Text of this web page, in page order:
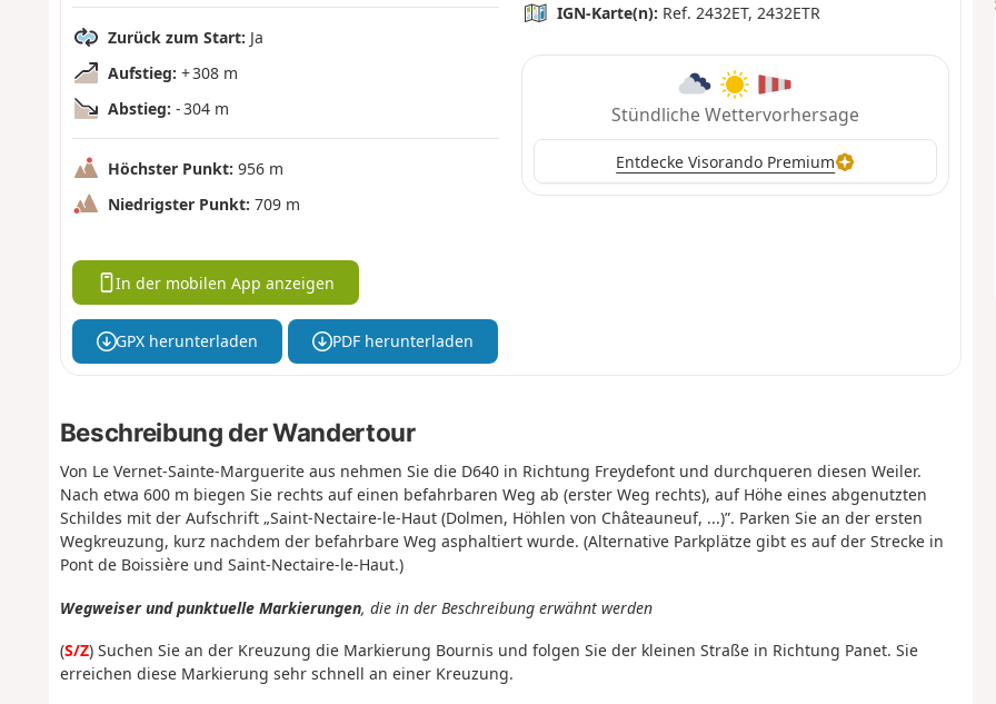
Zurück zum Start: Ja
Aufstieg: + 308 m
Abstieg: - 304 m
Höchster Punkt: 956 m
Niedrigster Punkt: 709 m
IGN-Karte(n): Ref. 2432ET, 2432ETR
Stündliche Wettervorhersage
Entdecke Visorando Premium
In der mobilen App anzeigen
GPX herunterladen PDF herunterladen
Beschreibung der Wandertour
Von Le Vernet-Sainte-Marguerite aus nehmen Sie die D640 in Richtung Freydefont und durchqueren diesen Weiler.
Nach etwa 600 m biegen Sie rechts auf einen befahrbaren Weg ab (erster Weg rechts), auf Höhe eines abgenutzten
Schildes mit der Aufschrift „Saint-Nectaire-le-Haut (Dolmen, Höhlen von Châteauneuf, ...)”. Parken Sie an der ersten
Wegkreuzung, kurz nachdem der befahrbare Weg asphaltiert wurde. (Alternative Parkplätze gibt es auf der Strecke in
Pont de Boissière und Saint-Nectaire-le-Haut.)
Wegweiser und punktuelle Markierungen, die in der Beschreibung erwähnt werden
(S/Z) Suchen Sie an der Kreuzung die Markierung Bournis und folgen Sie der kleinen Straße in Richtung Panet. Sie
erreichen diese Markierung sehr schnell an einer Kreuzung.